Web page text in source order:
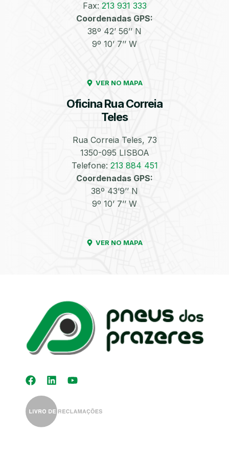
Fax: 213 931 333
Coordenadas GPS:
38º 42’ 56’’ N
9º 10’ 7’’ W
VER NO MAPA
Oficina Rua Correia
Teles
Rua Correia Teles, 73
1350-095 LISBOA
Telefone: 213 884 451
Coordenadas GPS:
38º 43’9’’ N
9º 10’ 7’’ W
VER NO MAPA
Enchimento de
Azoto/Nitrogénio
Pneus e Jantes
Rodas
Jantes
Kit Distribuição
Diagnóstico
Auto-Rádios